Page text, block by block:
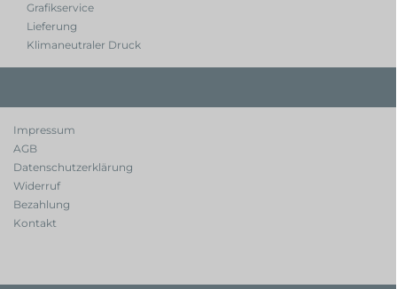
Grafikservice
Lieferung
Klimaneutraler Druck
Impressum
AGB
Datenschutzerklärung
Widerruf
Bezahlung
Kontakt